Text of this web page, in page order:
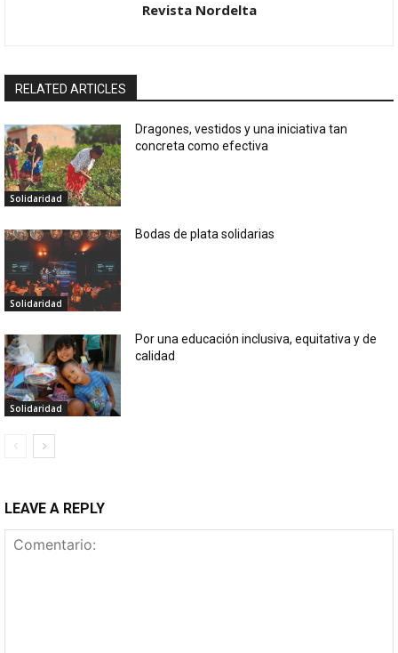
Revista Nordelta
RELATED ARTICLES
Solidaridad
Dragones, vestidos y una iniciativa tan
concreta como efectiva
Solidaridad
Bodas de plata solidarias
Solidaridad
Por una educación inclusiva, equitativa y de
calidad
LEAVE A REPLY